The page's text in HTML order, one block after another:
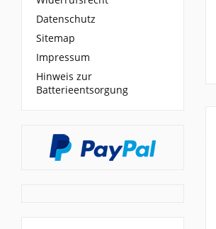
Datenschutz
Sitemap
Impressum
Hinweis zur
Batterieentsorgung